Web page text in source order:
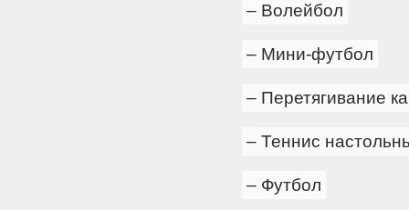
– Волейбол
– Мини-футбол
– Перетягивание
– Теннис
– Футбол